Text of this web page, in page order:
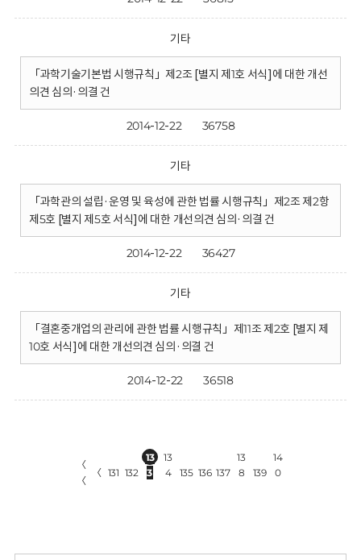
기타
「과학기술기본법 시행규칙」제2조 [별지 제1호 서식]에 대한 개선
의견 심의·의결 건
2014-12-22 36758
기타
「과학관의 설립·운영 및 육성에 관한 법률 시행규칙」제2조 제2항
제5호 [별지 제5호 서식]에 대한 개선의견 심의·의결 건
2014-12-22 36427
기타
「결혼중개업의 관리에 관한 법률 시행규칙」제11조 제2호 [별지 제
10호 서식]에 대한 개선의견 심의·의결 건
2014-12-22 36518
〈
〈
〈 131 132
13
3
13
4
135 136 137
13
8
139
14
0